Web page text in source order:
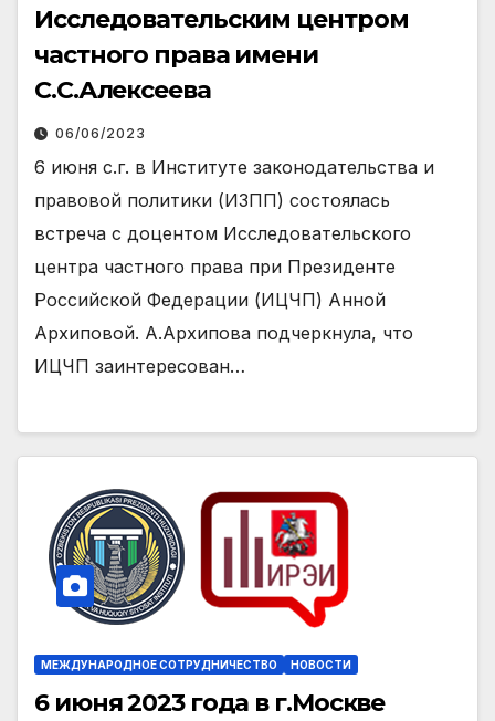
Исследовательским центром
частного права имени
С.С.Алексеева
06/06/2023
6 июня с.г. в Институте законодательства и
правовой политики (ИЗПП) состоялась
встреча с доцентом Исследовательского
центра частного права при Президенте
Российской Федерации (ИЦЧП) Анной
Архиповой. А.Архипова подчеркнула, что
ИЦЧП заинтересован…
МЕЖДУНАРОДНОЕ СОТРУДНИЧЕСТВО НОВОСТИ
6 июня 2023 года в г.Москве